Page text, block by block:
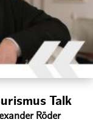
Talk
Röder